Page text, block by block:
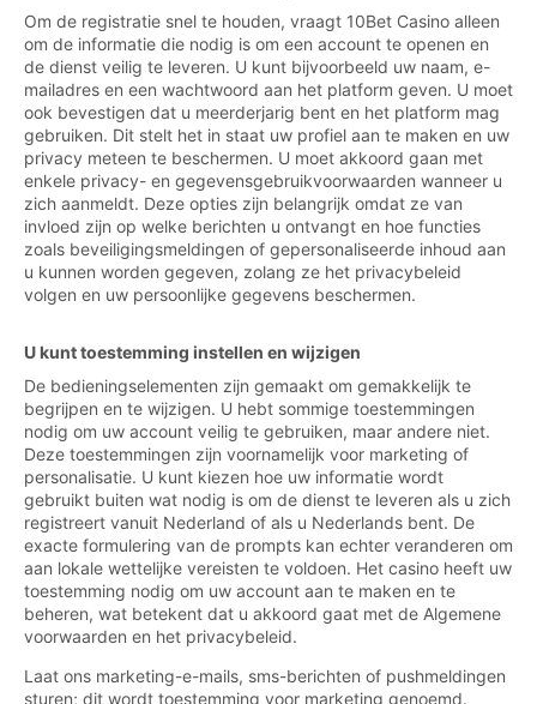
Om de registratie snel te houden, vraagt 10Bet Casino alleen
om de informatie die nodig is om een account te openen en
de dienst veilig te leveren. U kunt bijvoorbeeld uw naam, e-
mailadres en een wachtwoord aan het platform geven. U moet
ook bevestigen dat u meerderjarig bent en het platform mag
gebruiken. Dit stelt het in staat uw profiel aan te maken en uw
privacy meteen te beschermen. U moet akkoord gaan met
enkele privacy- en gegevensgebruikvoorwaarden wanneer u
zich aanmeldt. Deze opties zijn belangrijk omdat ze van
invloed zijn op welke berichten u ontvangt en hoe functies
zoals beveiligingsmeldingen of gepersonaliseerde inhoud aan
u kunnen worden gegeven, zolang ze het privacybeleid
volgen en uw persoonlijke gegevens beschermen.
U kunt toestemming instellen en wijzigen
De bedieningselementen zijn gemaakt om gemakkelijk te
begrijpen en te wijzigen. U hebt sommige toestemmingen
nodig om uw account veilig te gebruiken, maar andere niet.
Deze toestemmingen zijn voornamelijk voor marketing of
personalisatie. U kunt kiezen hoe uw informatie wordt
gebruikt buiten wat nodig is om de dienst te leveren als u zich
registreert vanuit Nederland of als u Nederlands bent. De
exacte formulering van de prompts kan echter veranderen om
aan lokale wettelijke vereisten te voldoen. Het casino heeft uw
toestemming nodig om uw account aan te maken en te
beheren, wat betekent dat u akkoord gaat met de Algemene
voorwaarden en het privacybeleid.
Laat ons marketing-e-mails, sms-berichten of pushmeldingen
sturen; dit wordt toestemming voor marketing genoemd.